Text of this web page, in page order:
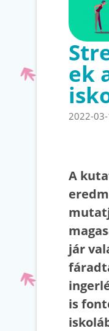
ek
2022-
A
jár
is